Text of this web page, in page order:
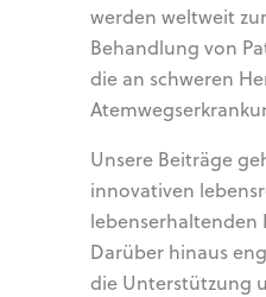
werden weltweit
Behandlung von
die an schweren
Unsere Beiträge
innovativen
lebenserhaltenden
Darüber hinaus
die Unterstützung